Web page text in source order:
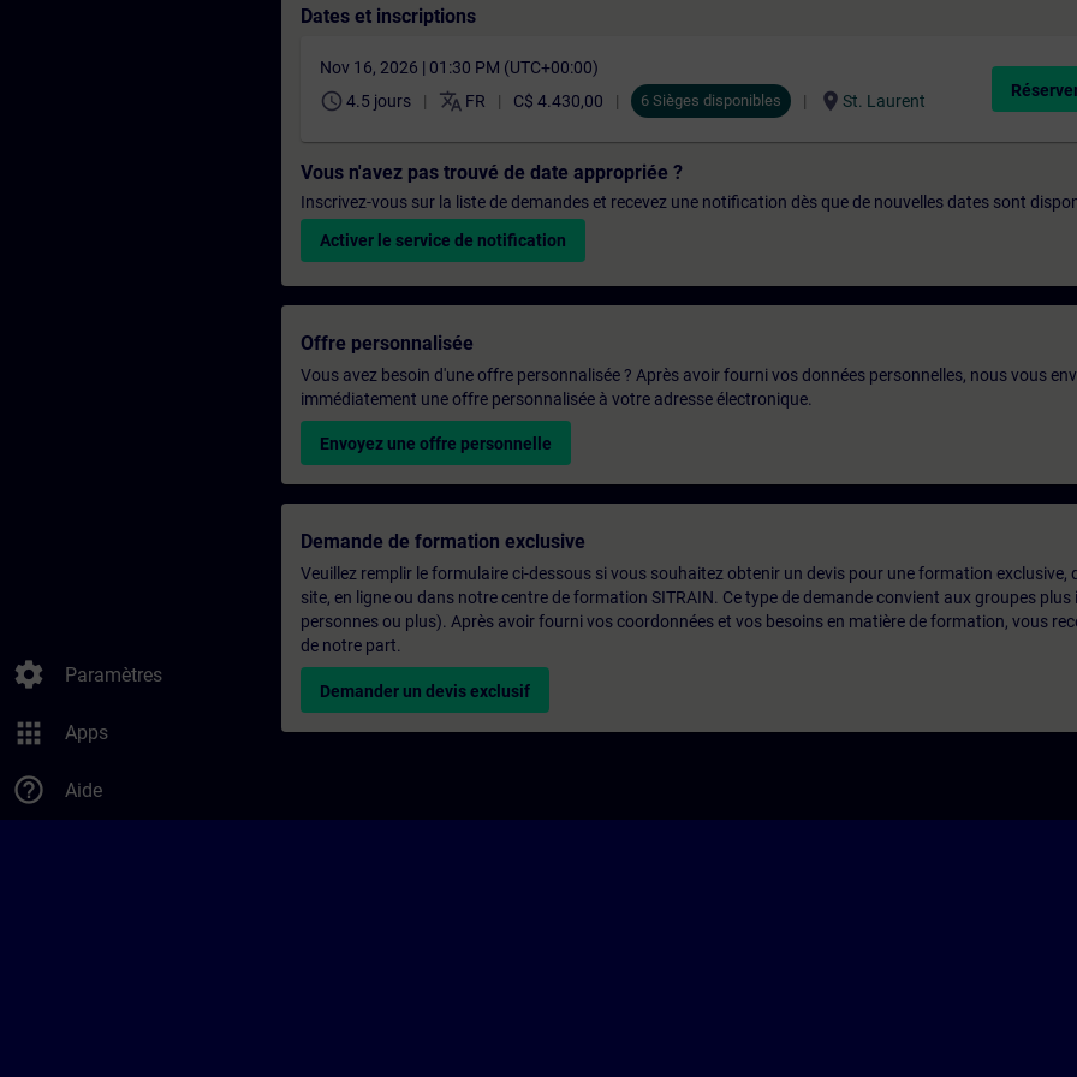
settings Paramètres
apps Apps
help_outline Aide
Dates et inscriptions
Nov 16, 2026 | 01:30 PM (UTC+00:00)
schedule 4.5 jours translate FR C$ 4.430,00 6 Sièges disponibles location_on St. Laurent
Vous n'avez pas trouvé de date appropriée ?
Inscrivez-vous sur la liste de demandes et recevez une notification dès que de nouvelles dates sont
Activer le service de notification
Offre personnalisée
Vous avez besoin d'une offre personnalisée ? Après avoir fourni vos données personnelles, nous vous
immédiatement une offre personnalisée à votre adresse électronique.
Envoyez une offre personnelle
Demande de formation exclusive
Veuillez remplir le formulaire ci-dessous si vous souhaitez obtenir un devis pour une formation exclusive,
site, en ligne ou dans notre centre de formation SITRAIN. Ce type de demande convient aux groupes
personnes ou plus). Après avoir fourni vos coordonnées et vos besoins en matière de formation, vous
de notre part.
Demander un devis exclusif